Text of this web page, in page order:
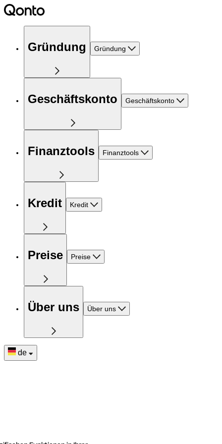
Gründung Gründung
Geschäftskonto Geschäftskonto
Finanztools Finanztools
Kredit Kredit
Preise Preise
Über uns Über uns
de